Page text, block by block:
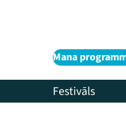
Mana
Festivāls